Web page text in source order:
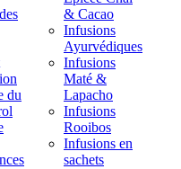
du
& Cacao
Infusions
Ayurvédiques
Infusions
Maté &
Lapacho
Infusions
Rooibos
Infusions en
sachets